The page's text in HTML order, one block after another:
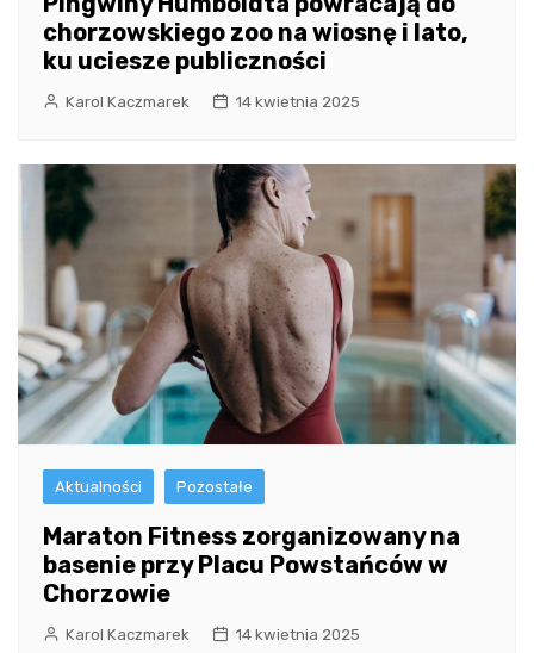
chorzowskiego zoo na wiosnę i lato,
ku uciesze publiczności
Karol Kaczmarek 14 kwietnia 2025
Aktualności Pozostałe
Maraton Fitness zorganizowany na
basenie przy Placu Powstańców w
Chorzowie
Karol Kaczmarek 14 kwietnia 2025